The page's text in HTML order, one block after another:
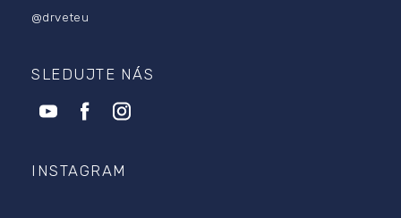
@drveteu
SLEDUJTE NÁS
INSTAGRAM